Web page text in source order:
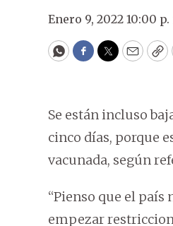
Enero 9, 2022 10:00 p.
WhatsApp
Facebook
Twitter
Email
Se están incluso
cinco días, porque
vacunada, según
“Pienso que el
empezar